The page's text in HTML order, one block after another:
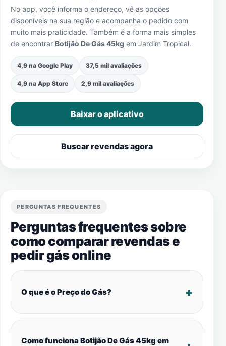
No app, você informa o endereço, vê as opções
disponíveis na sua região e acompanha o pedido com
muito mais praticidade. Também é a forma mais simples
de encontrar Botijão De Gás 45kg em Jardim Tropical.
4,9 na Google Play 37,5 mil avaliações
4,9 na App Store 2,9 mil avaliações
Baixar o aplicativo
Buscar revendas agora
PERGUNTAS FREQUENTES
Perguntas frequentes sobre
como comparar revendas e
pedir gás online
O que é o Preço do Gás?
Como funciona Botijão De Gás 45kg em